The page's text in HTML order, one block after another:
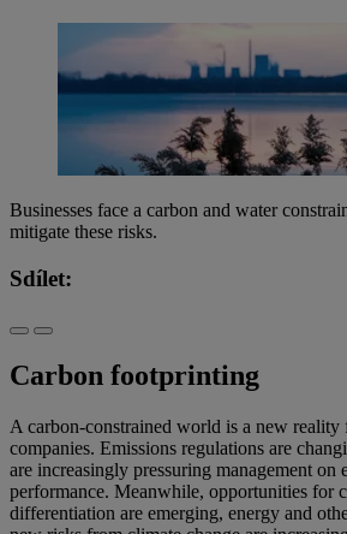
Businesses face a carbon and water
mitigate these risks.
Sdílet:
Carbon footprinting
A carbon-constrained world is a new reality
companies. Emissions regulations are
are increasingly pressuring management on
performance. Meanwhile, opportunities for
differentiation are emerging, energy and